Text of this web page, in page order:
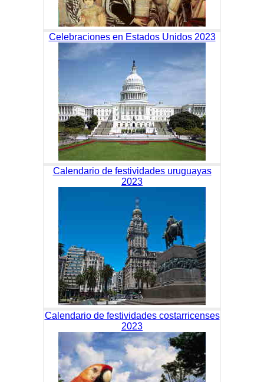
Celebraciones en Estados Unidos 2023
Calendario de festividades uruguayas
2023
Calendario de festividades costarricenses
2023